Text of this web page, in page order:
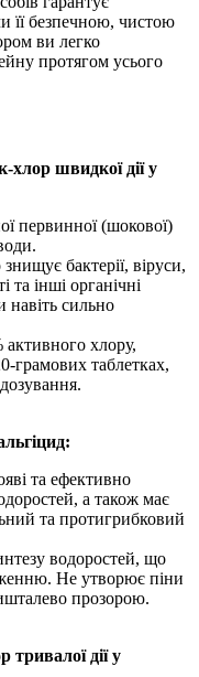
її безпечною, чистою
ви легко
протягом усього
швидкої дії у
первинної (шокової)
бактерії, віруси,
та інші органічні
навіть сильно
активного хлору,
грамових таблетках,
та ефективно
а також має
та протигрибковий
водоростей, що
Не утворює піни
прозорою.
дії у